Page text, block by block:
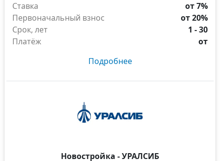
Ставка
от 7%
Первоначальный взнос
от 20%
Срок, лет
1 - 30
Платёж
от
Подробнее
Новостройка - УРАЛСИБ